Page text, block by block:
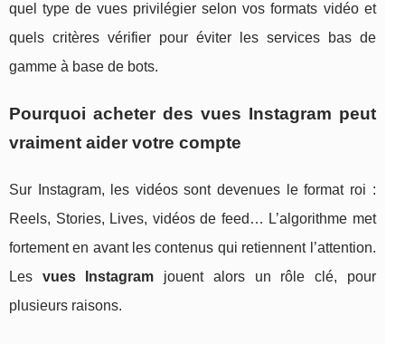
quel type de vues privilégier selon vos formats vidéo et
quels critères vérifier pour éviter les services bas de
gamme à base de bots.
Pourquoi acheter des vues Instagram peut
vraiment aider votre compte
Sur Instagram, les vidéos sont devenues le format roi :
Reels, Stories, Lives, vidéos de feed… L’algorithme met
fortement en avant les contenus qui retiennent l’attention.
Les vues Instagram jouent alors un rôle clé, pour
plusieurs raisons.